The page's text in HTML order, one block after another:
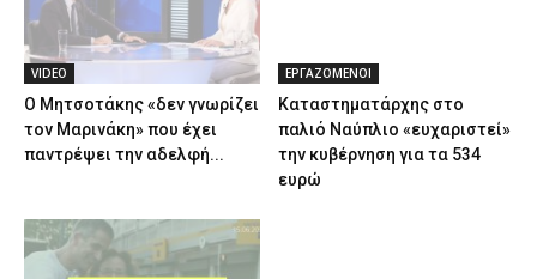
VIDEO
Ο Μητσοτάκης «δεν γνωρίζει
τον Μαρινάκη» που έχει
παντρέψει την αδελφή...
ΕΡΓΑΖΟΜΕΝΟΙ
Καταστηματάρχης στο
παλιό Ναύπλιο «ευχαριστεί»
την κυβέρνηση για τα 534
ευρώ